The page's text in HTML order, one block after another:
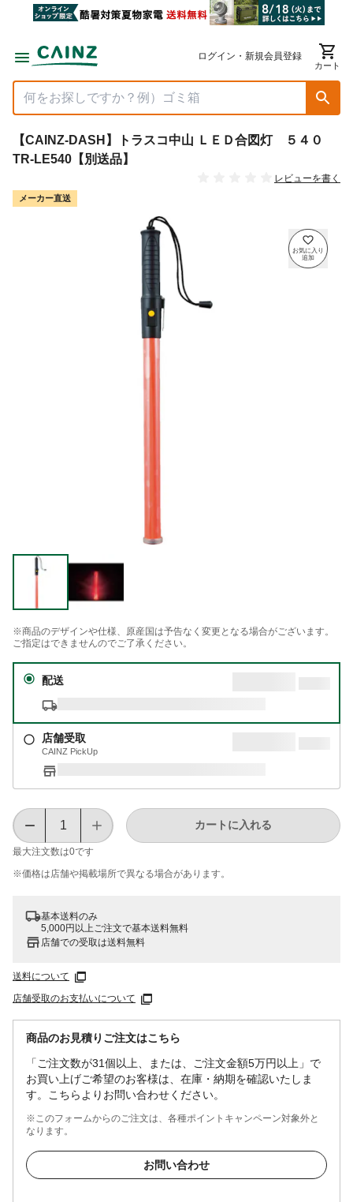
ログイン・新規会員登録
カート
【CAINZ-DASH】トラスコ中山 ＬＥＤ合図灯 ５４０
TR-LE540【別送品】
レビューを書く
メーカー直送
※商品のデザインや仕様、原産国は予告なく変更となる場合がございます。
ご指定はできませんのでご了承ください。
配送
店舗受取
CAINZ PickUp
最大注文数は0です
カートに入れる
※価格は​店舗や​掲載場所で​異なる​場合が​あります。
基本送料のみ
5,000円以上ご注文で基本送料無料
店舗での受取は送料無料
送料について
店舗受取のお支払いについて
商品のお見積りご注文はこちら
「ご注文数が31個以上、または、ご注文金額5万円以上」で
お買い上げご希望のお客様は、在庫・納期を確認いたしま
す。こちらよりお問い合わせください。
※このフォームからのご注文は、各種ポイントキャンペーン対象外と
なります。
お問い合わせ